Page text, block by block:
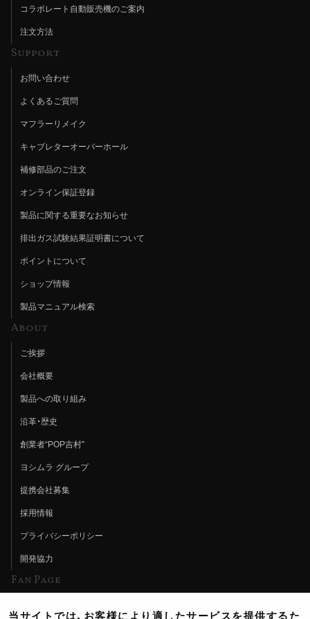
コラボレート自動販売機のご案内
注文方法
Support
お問い合わせ
よくあるご質問
マフラーリメイク
キャブレターオーバーホール
補修部品のご注文
オンライン保証登録
製品に関する重要なお知らせ
排出ガス試験結果証明書について
ポイントについて
ショップ情報
製品マニュアル検索
About
ご挨拶
会社概要
製品への取り組み
沿革・歴史
創業者“POP吉村”
ヨシムラ グループ
提携会社募集
採用情報
プライバシーポリシー
開発協力
Fan Page
当サイトでは、お客様により適したサービスを提供するた